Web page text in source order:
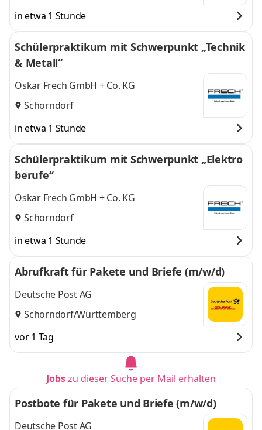
in etwa 1 Stunde
Schülerpraktikum mit Schwerpunkt „Technik
& Metall“
Oskar Frech GmbH + Co. KG
Schorndorf
in etwa 1 Stunde
Schülerpraktikum mit Schwerpunkt „Elektro
berufe“
Oskar Frech GmbH + Co. KG
Schorndorf
in etwa 1 Stunde
Abrufkraft für Pakete und Briefe (m/w/d)
Deutsche Post AG
Schorndorf/Württemberg
vor 1 Tag
Jobszu dieser Suche per Mail erhalten
Postbote für Pakete und Briefe (m/w/d)
Deutsche Post AG